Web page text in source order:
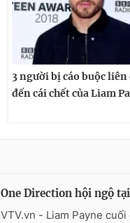
3 người bị cáo buộc liên
đến cái chết của Liam
One Direction hội ngộ
VTV.vn - Liam Payne